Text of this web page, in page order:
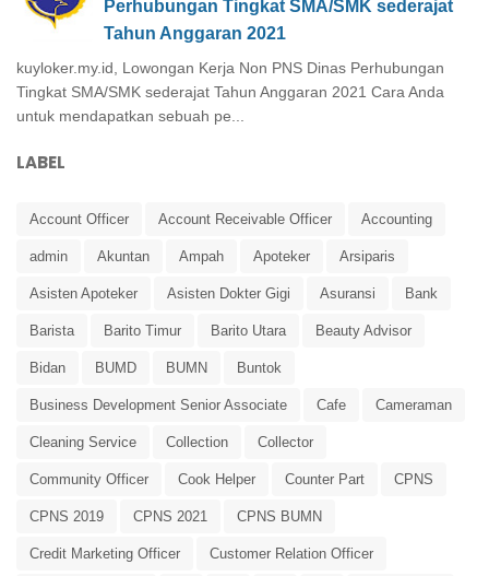
Perhubungan Tingkat SMA/SMK sederajat
Tahun Anggaran 2021
kuyloker.my.id, Lowongan Kerja Non PNS Dinas Perhubungan
Tingkat SMA/SMK sederajat Tahun Anggaran 2021 Cara Anda
untuk mendapatkan sebuah pe...
LABEL
Account Officer Account Receivable Officer Accounting
admin Akuntan Ampah Apoteker Arsiparis
Asisten Apoteker Asisten Dokter Gigi Asuransi Bank
Barista Barito Timur Barito Utara Beauty Advisor
Bidan BUMD BUMN Buntok
Business Development Senior Associate Cafe Cameraman
Cleaning Service Collection Collector
Community Officer Cook Helper Counter Part CPNS
CPNS 2019 CPNS 2021 CPNS BUMN
Credit Marketing Officer Customer Relation Officer